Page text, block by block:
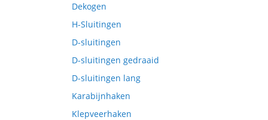
Dekogen
H-Sluitingen
D-sluitingen
D-sluitingen gedraaid
D-sluitingen lang
Karabijnhaken
Klepveerhaken